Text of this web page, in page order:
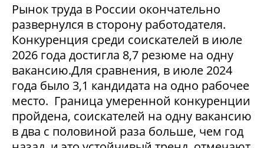
Рынок труда в России окончательно
развернулся в сторону работодателя.
Конкуренция среди соискателей в июле
2026 года достигла 8,7 резюме на одну
вакансию.Для сравнения, в июле 2024
года было 3,1 кандидата на одно рабочее
место. Граница умеренной конкуренции
пройдена, соискателей на одну вакансию
в два с половиной раза больше, чем год